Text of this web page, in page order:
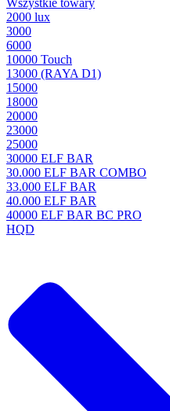
Wszystkie towary
2000 lux
3000
6000
10000 Touch
13000 (RAYA D1)
15000
18000
20000
23000
25000
30000 ELF BAR
30.000 ELF BAR COMBO
33.000 ELF BAR
40.000 ELF BAR
40000 ELF BAR BC PRO
HQD